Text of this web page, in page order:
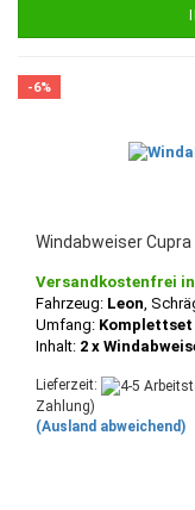
-6%
Windabweiser
Versandkostenfrei
Fahrzeug: Leon,
Umfang:
Inhalt: 2 x
Lieferzeit:
Zahlung)
(Ausland abweichend)